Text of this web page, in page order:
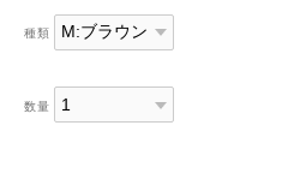
種類
数量